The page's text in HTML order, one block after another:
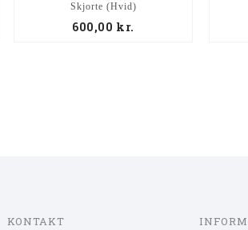
Skjorte (Hvid)
600,00kr.
KONTAKT